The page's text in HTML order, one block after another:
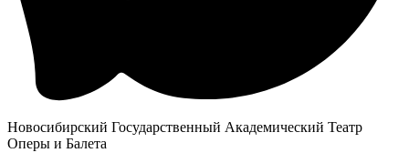
Новосибирский Государственный Академический Театр
Оперы и Балета